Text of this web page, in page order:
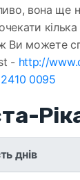
вона ще
кілька
Ви можете
- http://
0095
днів